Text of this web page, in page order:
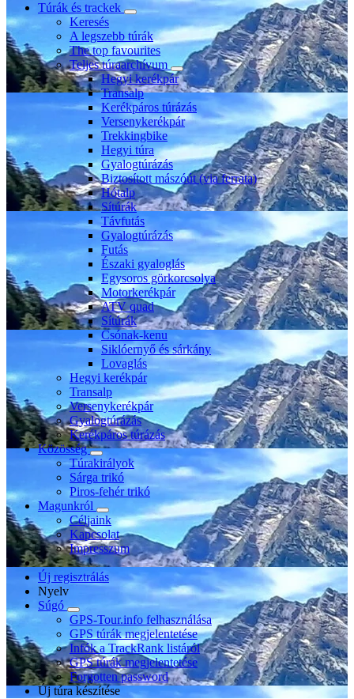
Túrák és trackek
Keresés
A legszebb túrák
The top favourites
Teljes túraarchívum
Hegyi kerékpár
Transalp
Kerékpáros túrázás
Versenykerékpár
Trekkingbike
Hegyi túra
Gyalogtúrázás
Biztosított mászóút (via ferrata)
Hótalp
Sítúrák
Távfutás
Gyalogtúrázás
Futás
Északi gyaloglás
Egysoros görkorcsolya
Motorkerékpár
ATV quad
Sítúrák
Csónak-kenu
Siklóernyő és sárkány
Lovaglás
Hegyi kerékpár
Transalp
Versenykerékpár
Gyalogtúrázás
Kerékpáros túrázás
Közösség
Túrakirályok
Sárga trikó
Piros-fehér trikó
Magunkról
Céljaink
Kapcsolat
Impresszum
Új regisztrálás
Nyelv
Súgó
GPS-Tour.info felhasználása
GPS túrák megjelentetése
Infók a TrackRank listáról
GPS túrák megjelentetése
Forgotten password
Új túra készítése